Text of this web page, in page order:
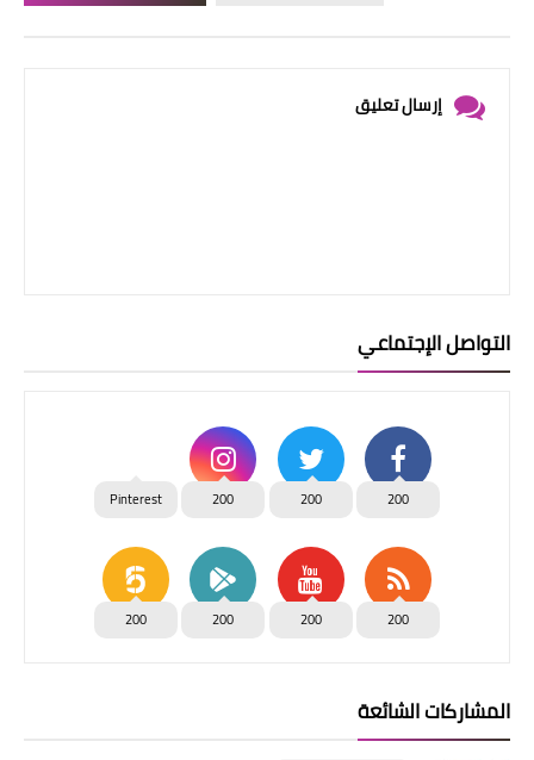
إرسال تعليق
التواصل الإجتماعي
200
200
200
Pinterest
200
200
200
200
المشاركات الشائعة